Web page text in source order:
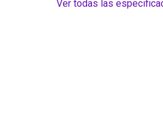
Ver todas las